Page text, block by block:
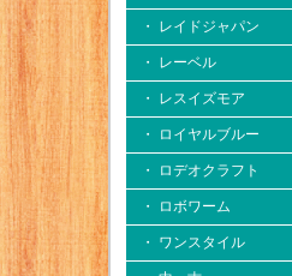
・ レイドジャパン
・ レーベル
・ レスイズモア
・ ロイヤルブルー
・ ロデオクラフト
・ ロボワーム
・ ワンスタイル